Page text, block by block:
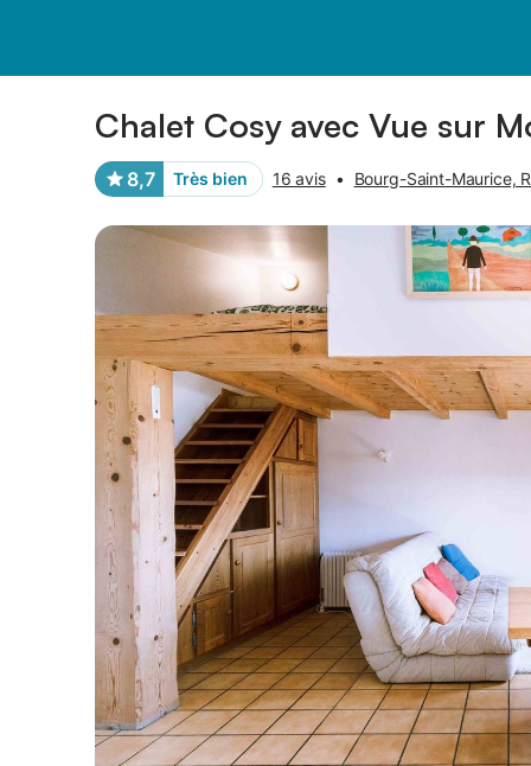
Chalet Cosy avec Vue sur
8,7 Très bien 16 avis • Bourg-Saint-Maurice,